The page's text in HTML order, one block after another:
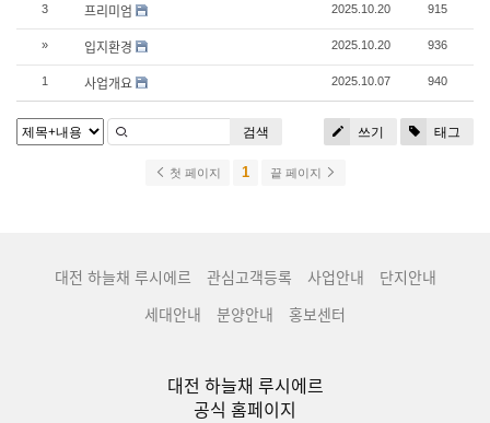
3 프리미엄 2025.10.20 915
» 입지환경 2025.10.20 936
1 사업개요 2025.10.07 940
쓰기 태그
검색
첫 페이지 1 끝 페이지
대전 하늘채 루시에르 관심고객등록 사업안내
단지안내
세대안내
분양안내 홍보센터
대전 하늘채 루시에르
공식 홈페이지